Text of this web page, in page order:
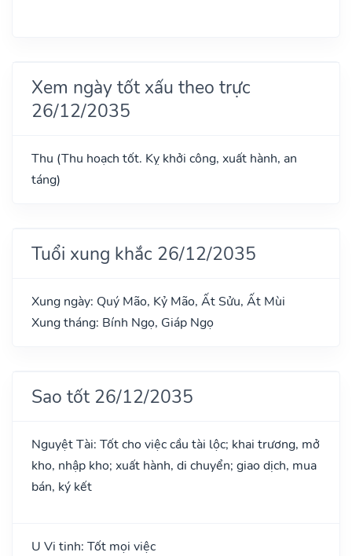
Xem ngày tốt xấu theo trực
26/12/2035
Thu (Thu hoạch tốt. Kỵ khởi công, xuất hành, an
táng)
Tuổi xung khắc 26/12/2035
Xung ngày: Quý Mão, Kỷ Mão, Ất Sửu, Ất Mùi
Xung tháng: Bính Ngọ, Giáp Ngọ
Sao tốt 26/12/2035
Nguyệt Tài: Tốt cho việc cầu tài lộc; khai trương, mở
kho, nhập kho; xuất hành, di chuyển; giao dịch, mua
bán, ký kết
U Vi tinh: Tốt mọi việc